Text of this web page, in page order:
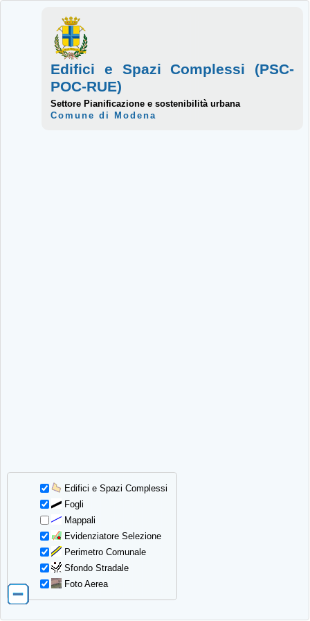
Edifici e Spazi Complessi
Fogli
Mappali
Evidenziatore Selezione
Perimetro Comunale
Sfondo Stradale
Foto Aerea
Edifici e Spazi Complessi (PSC-
POC-RUE)
Settore Pianificazione e sostenibilità urbana
Comune di Modena